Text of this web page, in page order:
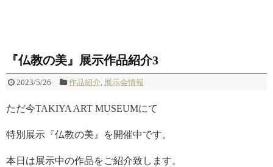
『仏教の美』展示作品紹介3
2023/5/26 作品紹介, 展示会情報
ただ今TAKIYA ART MUSEUMにて
特別展示『仏教の美』を開催中です。
本日は展示中の作品をご紹介致します。